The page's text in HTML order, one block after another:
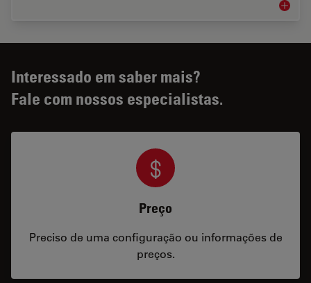
Interessado em saber mais?
Fale com nossos especialistas.
Preço
Preciso de uma configuração ou informações de
preços.